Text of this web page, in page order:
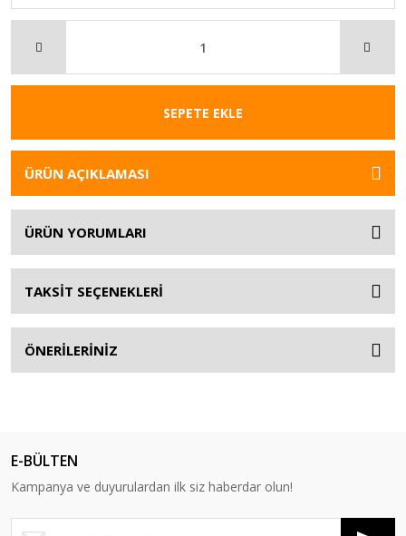
SEPETE EKLE
ÜRÜN AÇIKLAMASI
ÜRÜN YORUMLARI
TAKSİT SEÇENEKLERİ
ÖNERİLERİNİZ
E-BÜLTEN
Kampanya ve duyurulardan ilk siz haberdar olun!